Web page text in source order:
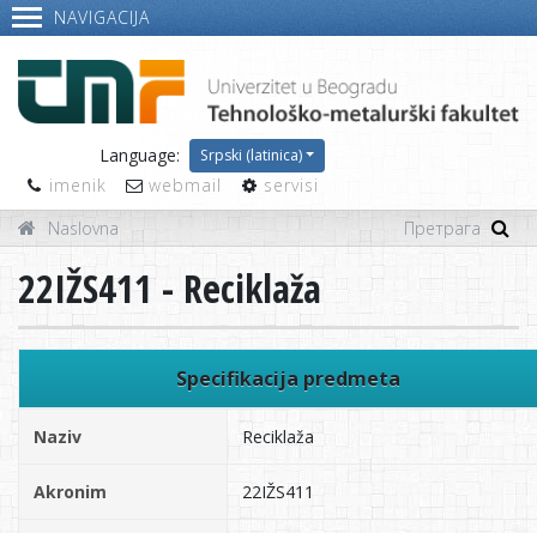
NAVIGACIJA
Language: Srpski (latinica)
imenik webmail
servisi
Naslovna
22IŽS411 - Reciklaža
Specifikacija predmeta
Naziv Reciklaža
Akronim 22IŽS411